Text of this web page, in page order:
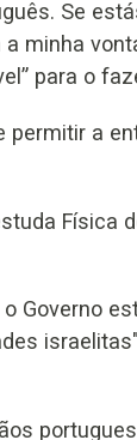
Se
minha
para o
permitir a
Física
Governo